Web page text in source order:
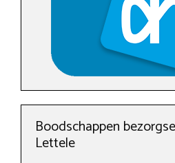
Boodschappen
Lettele